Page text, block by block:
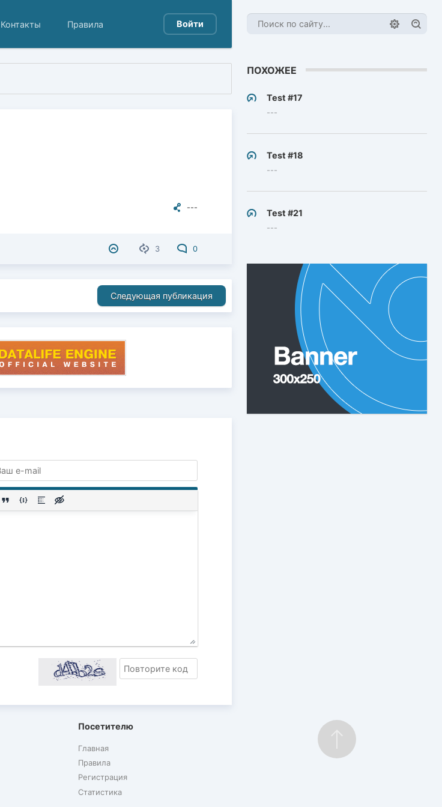
Контакты Правила Войти
---
3 0
ПОХОЖЕЕ
Test #17
---
Test #18
---
Test #21
---
Следующая публикация
Посетителю
Главная
Правила
Регистрация
Статистика